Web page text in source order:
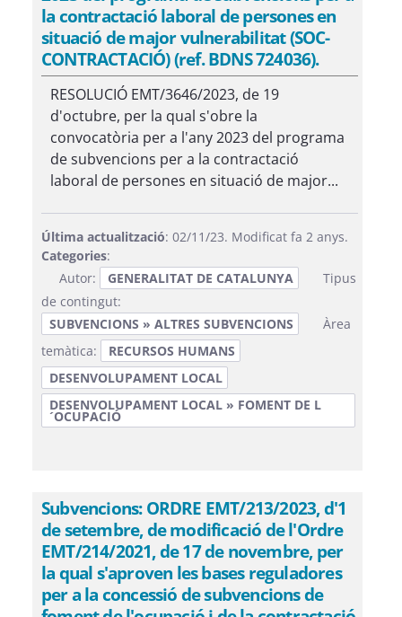
la contractació laboral de persones en
situació de major vulnerabilitat (SOC-
CONTRACTACIÓ) (ref. BDNS 724036).
RESOLUCIÓ EMT/3646/2023, de 19
d'octubre, per la qual s'obre la
convocatòria per a l'any 2023 del programa
de subvencions per a la contractació
laboral de persones en situació de major...
Última actualització: 02/11/23. Modificat fa 2 anys.
Categories:
Autor:
GENERALITAT DE CATALUNYA
Tipus
de contingut:
SUBVENCIONS » ALTRES SUBVENCIONS
Àrea
temàtica:
RECURSOS HUMANS
DESENVOLUPAMENT LOCAL
DESENVOLUPAMENT LOCAL » FOMENT DE L
´OCUPACIÓ
Subvencions: ORDRE EMT/213/2023, d'1
de setembre, de modificació de l'Ordre
EMT/214/2021, de 17 de novembre, per
la qual s'aproven les bases reguladores
per a la concessió de subvencions de